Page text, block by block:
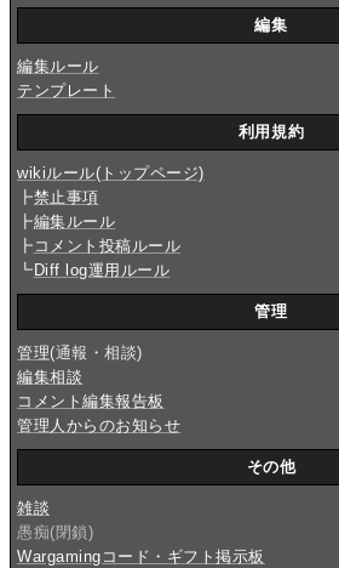
編集
編集ルール
テンプレート
利用規約
wikiルール(トップページ)
┣禁止事項
┣編集ルール
┣ コメント投稿ルール
┗ Diff log運用ルール
管理
管理(通報・相談)
編集相談
コメント編集報告板
管理人からのお知らせ
その他
雑談
愚痴(閉鎖)
Wargamingコード・ギフト掲示板